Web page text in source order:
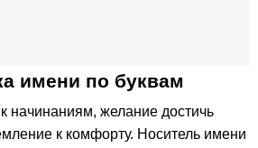
имени по буквам
начинаниям, желание достичь
к комфорту. Носитель имени